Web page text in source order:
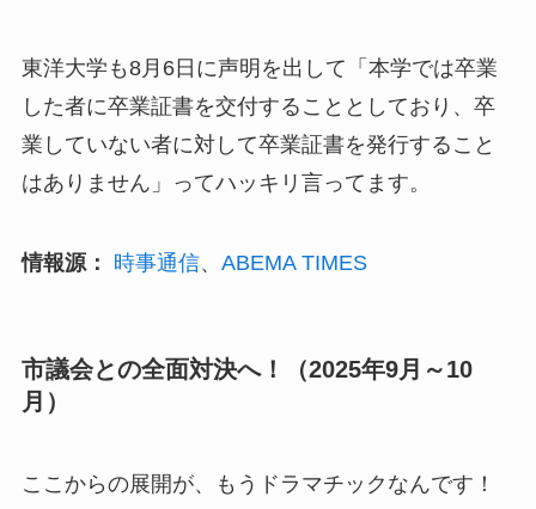
東洋大学も8月6日に声明を出して「本学では卒業
した者に卒業証書を交付することとしており、卒
業していない者に対して卒業証書を発行すること
はありません」ってハッキリ言ってます。
情報源： 時事通信、 ABEMA TIMES
市議会との全面対決へ！（2025年9月～10
月）
ここからの展開が、もうドラマチックなんです！